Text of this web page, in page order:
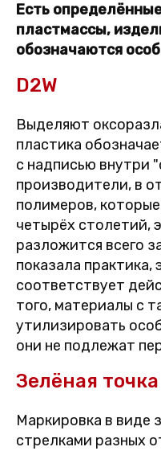
Есть
пластмассы,
обозначаются
D2W
Выделяют
пластика
с надписью внутри
производители, в
полимеров,
четырёх столетий,
разложится всего
показала практика,
соответствует
того, материалы с
утилизировать
они не подлежат
Зелёная точка
Маркировка в виде
стрелками разных